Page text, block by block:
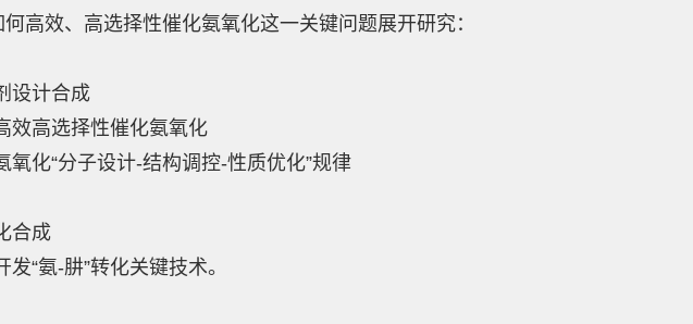
高效、高选择性催化氨氧化这一关键问题展开研究：
设计合成
高选择性催化氨氧化
化“分子设计-结构调控-性质优化”规律
合成
“氨-肼”转化关键技术。